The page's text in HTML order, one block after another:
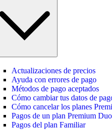
Actualizaciones de precios
Ayuda con errores de pago
Métodos de pago aceptados
Cómo cambiar tus datos de
Cómo cancelar los planes
Pagos de un plan Premium Duo
Pagos del plan Familiar